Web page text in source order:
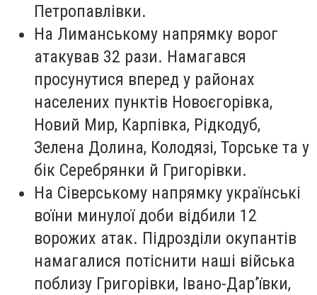
Петропавлівки.
На Лиманському напрямку ворог
атакував 32 рази. Намагався
просунутися вперед у районах
населених пунктів Новоєгорівка,
Новий Мир, Карпівка, Рідкодуб,
Зелена Долина, Колодязі, Торське та у
бік Серебрянки й Григорівки.
На Сіверському напрямку українські
воїни минулої доби відбили 12
ворожих атак. Підрозділи окупантів
намагалися потіснити наші війська
поблизу Григорівки, Івано-Дар’ївки,